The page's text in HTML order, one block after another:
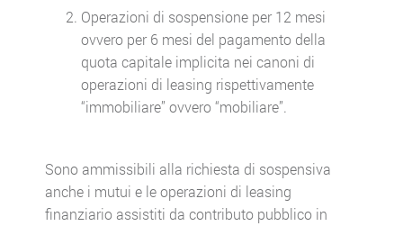
Operazioni di sospensione per 12 mesi
ovvero per 6 mesi del pagamento della
quota capitale implicita nei canoni di
operazioni di leasing rispettivamente
“immobiliare” ovvero “mobiliare”.
Sono ammissibili alla richiesta di sospensiva
anche i mutui e le operazioni di leasing
finanziario assistiti da contributo pubblico in